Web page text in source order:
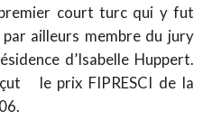
court turc qui y fut
ailleurs membre du jury
d’Isabelle Huppert.
le prix FIPRESCI de la